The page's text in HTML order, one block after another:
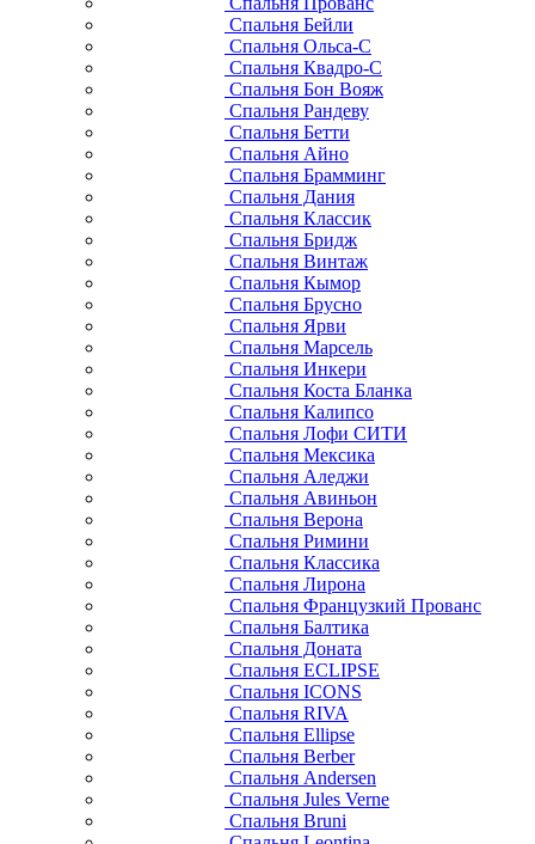
Спальня Бейли
Спальня Ольса-С
Спальня Квадро-С
Спальня Бон Вояж
Спальня Рандеву
Спальня Бетти
Спальня Айно
Спальня Брамминг
Спальня Дания
Спальня Классик
Спальня Бридж
Спальня Винтаж
Спальня Кымор
Спальня Брусно
Спальня Ярви
Спальня Марсель
Спальня Инкери
Спальня Коста Бланка
Спальня Калипсо
Спальня Лофи СИТИ
Спальня Мексика
Спальня Аледжи
Спальня Авиньон
Спальня Верона
Спальня Римини
Спальня Классика
Спальня Лирона
Спальня Французкий Прованс
Спальня Балтика
Спальня Доната
Спальня ECLIPSE
Спальня ICONS
Спальня RIVA
Спальня Ellipse
Спальня Berber
Спальня Andersen
Спальня Jules Verne
Спальня Bruni